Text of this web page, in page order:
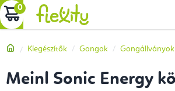
Ugrás
a
tartalomhoz
KOSÁR
Kezdőlap
Kiegészítők Gongok Gongállványok
Meinl Sonic Energy